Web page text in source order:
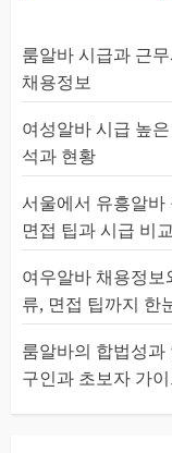
룸알바 시급과 근
채용정보
여성알바 시급 높
석과 현황
서울에서 유흥알바
면접 팁과 시급 비교
여우알바 채용정보
류, 면접 팁까지 한
룸알바의 합법성
구인과 초보자 가